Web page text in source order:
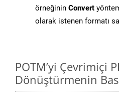
örneğinin Convert
olarak istenen formatı
POTM’yi Çevrimiçi
Dönüştürmenin